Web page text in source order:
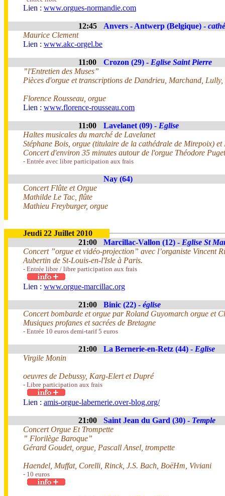
Lien : www.orgues-normandie.com
12:45 Anvers - Antwerp (Belgique) -
Maurice Clement
Lien : www.akc-orgel.be
11:00 Crozon (29) - Eglise Saint Pierre
”l'Entretien des Muses”
Pièces d'orgue et transcriptions de Dandrieu, Marchand, Lully,
Florence Rousseau, orgue
Lien : www.florence-rousseau.com
11:00 Lavelanet (09) - Eglise
Haltes musicales du marché de Lavelanet
Stéphane Bois, orgue (titulaire de la cathédrale de Mirepoix)
Concert d'environ 35 minutes autour de l'orgue Théodore
- Entrée avec libre participation aux frais
Nay (64)
Concert Flûte et Orgue
Mathilde Le Tac, flûte
Mathieu Freyburger, orgue
Jeudi 22 Juillet 2010
21:00
Marcillac-Vallon (12) - Eglise St
Concert ”orgue et vidéo-projection” avec l’organiste Vincent
Aubertin de St-Louis-en-l'Isle à Paris.
- Entrée libre / libre participation aux frais
Lien : www.orgue-marcillac.org
21:00 Binic (22) - église
Concert bombarde et orgue par Roland Guyomarch orgue et
Musiques profanes et sacrées de Bretagne
- Entrée 10 euros demi-tarif 5 euros
21:00 La Bernerie-en-Retz (44) - Eglise
Virgile Monin
oeuvres de Debussy, Karg-Elert et Dupré
- Libre participation aux frais
Lien : amis-orgue-labernerie.over-blog.org/
21:00 Saint Jean du Gard (30) - Temple
Concert Orgue Et Trompette
” Florilège Baroque”
Gérard Goudet, orgue, Pascall Ansel, trompette
Haendel, Muffat, Corelli, Rinck, J.S. Bach, BoëHm, Viviani
- 10 euros